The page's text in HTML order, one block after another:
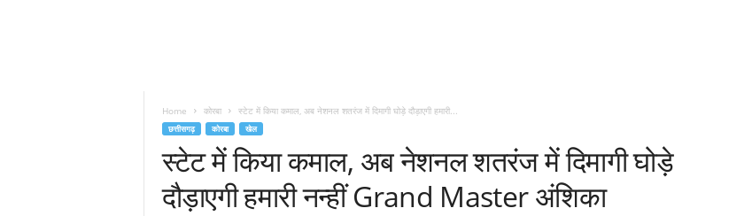
Home कोरबा स्टेट में किया कमाल, अब नेशनल शतरंज में दिमागी घोड़े दौड़ाएगी हमारी...
छत्तीसगढ़ कोरबा खेल
स्टेट में किया कमाल, अब नेशनल शतरंज में दिमागी घोड़े
दौड़ाएगी हमारी नन्हीं Grand Master अंशिका